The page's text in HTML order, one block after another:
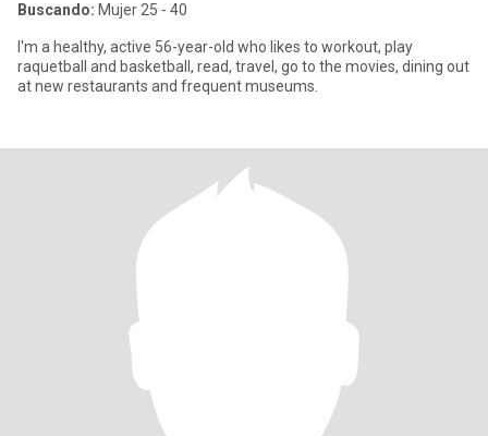
Buscando: Mujer 25 - 40
I'm a healthy, active 56-year-old who likes to workout, play
raquetball and basketball, read, travel, go to the movies, dining out
at new restaurants and frequent museums.